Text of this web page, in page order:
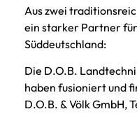
Handwerkskammer
Nikolastr. 10
94032 Passau
Tel.: +49 851-5301-0
Fax: +49 851 5301222
Website: http://
Aus zwei
ein starker Partner
Süddeutschland:
Die D.O.B.
haben fusioniert und
D.O.B. & Völk GmbH,